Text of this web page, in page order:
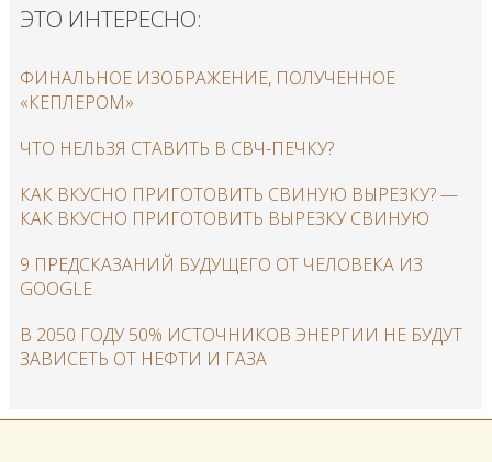
ЭТО ИНТЕРЕСНО:
ФИНАЛЬНОЕ ИЗОБРАЖЕНИЕ, ПОЛУЧЕННОЕ
«КЕПЛЕРОМ»
ЧТО НЕЛЬЗЯ СТАВИТЬ В СВЧ-ПЕЧКУ?
КАК ВКУСНО ПРИГОТОВИТЬ СВИНУЮ ВЫРЕЗКУ? —
КАК ВКУСНО ПРИГОТОВИТЬ ВЫРЕЗКУ СВИНУЮ
9 ПРЕДСКАЗАНИЙ БУДУЩЕГО ОТ ЧЕЛОВЕКА ИЗ
GOOGLE
В 2050 ГОДУ 50% ИСТОЧНИКОВ ЭНЕРГИИ НЕ БУДУТ
ЗАВИСЕТЬ ОТ НЕФТИ И ГАЗА